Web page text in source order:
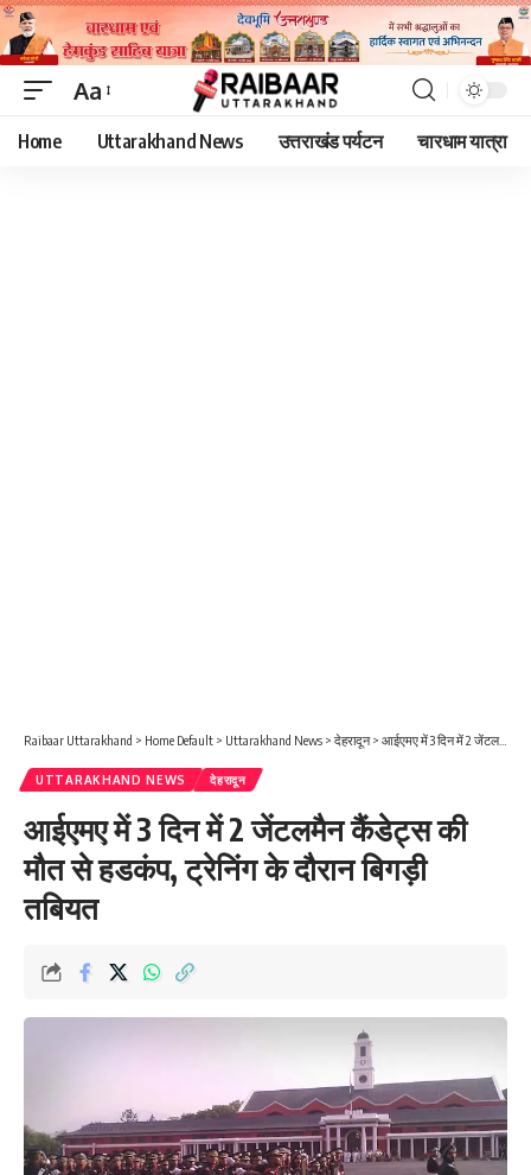
Font
Resizer
Aa
Home Uttarakhand News उत्तराखंड पर्यटन चारधाम यात्रा
Raibaar Uttarakhand > Home Default > Uttarakhand News > देहरादून> आईएमए में 3 दिन में 2 जेंटलमैन कैंडेट्स की मौत से हडकंप, ट्रेनिंग के दौरान बिगड़ी तबियत
UTTARAKHAND NEWS देहरादून
आईएमए में 3 दिन में 2 जेंटलमैन कैंडेट्स की
मौत से हडकंप, ट्रेनिंग के दौरान बिगड़ी
तबियत